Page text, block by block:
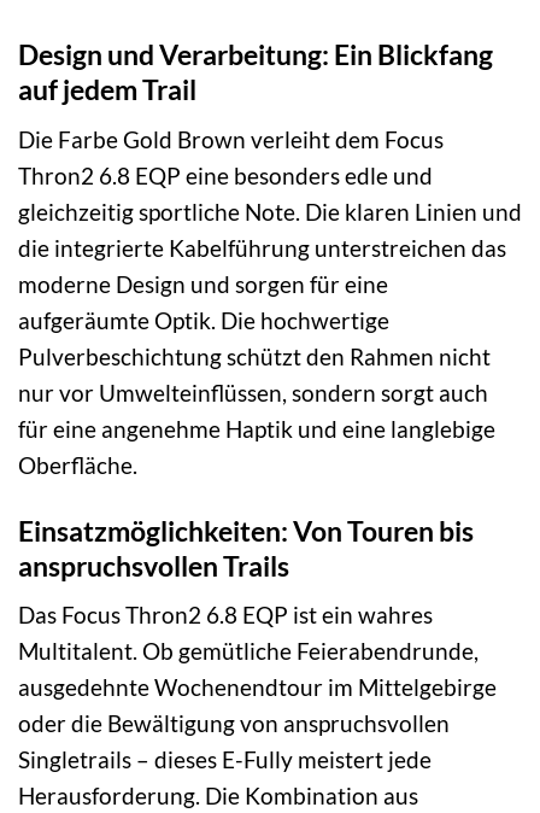
Design und Verarbeitung: Ein Blickfang
auf jedem Trail
Die Farbe Gold Brown verleiht dem Focus
Thron2 6.8 EQP eine besonders edle und
gleichzeitig sportliche Note. Die klaren Linien und
die integrierte Kabelführung unterstreichen das
moderne Design und sorgen für eine
aufgeräumte Optik. Die hochwertige
Pulverbeschichtung schützt den Rahmen nicht
nur vor Umwelteinflüssen, sondern sorgt auch
für eine angenehme Haptik und eine langlebige
Oberfläche.
Einsatzmöglichkeiten: Von Touren bis
anspruchsvollen Trails
Das Focus Thron2 6.8 EQP ist ein wahres
Multitalent. Ob gemütliche Feierabendrunde,
ausgedehnte Wochenendtour im Mittelgebirge
oder die Bewältigung von anspruchsvollen
Singletrails – dieses E-Fully meistert jede
Herausforderung. Die Kombination aus